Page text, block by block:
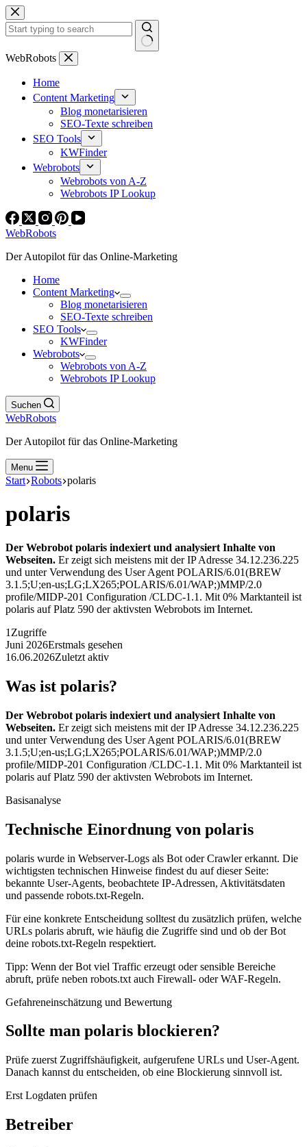
Zum
Inhalt
springen
Keine
WebRobots
Home
Content Marketing
Blog monetarisieren
SEO-Texte schreiben
SEO Tools
KWFinder
Webrobots
Webrobots von A-Z
Webrobots IP Lookup
WebRobots
Der Autopilot für das Online-Marketing
Home
Content Marketing
Blog monetarisieren
SEO-Texte schreiben
SEO Tools
KWFinder
Webrobots
Webrobots von A-Z
Webrobots IP Lookup
Suchen
WebRobots
Der Autopilot für das Online-Marketing
Menu
Start Robots polaris
polaris
Der Webrobot polaris indexiert und analysiert Inhalte von
Webseiten. Er zeigt sich meistens mit der IP Adresse 34.12.236.225
und unter Verwendung des User Agent POLARIS/6.01(BREW
3.1.5;U;en-us;LG;LX265;POLARIS/6.01/WAP;)MMP/2.0
profile/MIDP-201 Configuration /CLDC-1.1. Mit 0% Marktanteil ist
polaris auf Platz 590 der aktivsten Webrobots im Internet.
1 Zugriffe
Juni 2026Erstmals gesehen
16.06.2026Zuletzt aktiv
Was ist polaris?
Der Webrobot polaris indexiert und analysiert Inhalte von
Webseiten. Er zeigt sich meistens mit der IP Adresse 34.12.236.225
und unter Verwendung des User Agent POLARIS/6.01(BREW
3.1.5;U;en-us;LG;LX265;POLARIS/6.01/WAP;)MMP/2.0
profile/MIDP-201 Configuration /CLDC-1.1. Mit 0% Marktanteil ist
polaris auf Platz 590 der aktivsten Webrobots im Internet.
Basisanalyse
Technische Einordnung von polaris
polaris wurde in Webserver-Logs als Bot oder Crawler erkannt. Die
wichtigsten technischen Hinweise findest du auf dieser Seite:
bekannte User-Agents, beobachtete IP-Adressen, Aktivitätsdaten
und passende robots.txt-Regeln.
Für eine konkrete Entscheidung solltest du zusätzlich prüfen, welche
URLs polaris abruft, wie häufig die Zugriffe sind und ob der Bot
deine robots.txt-Regeln respektiert.
Tipp: Wenn der Bot viel Traffic erzeugt oder sensible Bereiche
abruft, prüfe neben robots.txt auch Firewall- oder WAF-Regeln.
Gefahreneinschätzung und Bewertung
Sollte man polaris blockieren?
Prüfe zuerst Zugriffshäufigkeit, aufgerufene URLs und User-Agent.
Danach kannst du entscheiden, ob eine Blockierung sinnvoll ist.
Erst Logdaten prüfen
Betreiber